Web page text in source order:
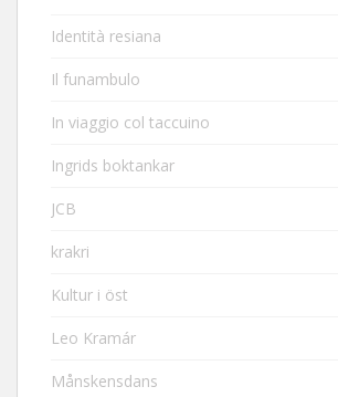
Identità resiana
Il funambulo
In viaggio col taccuino
Ingrids boktankar
JCB
krakri
Kultur i öst
Leo Kramár
Månskensdans